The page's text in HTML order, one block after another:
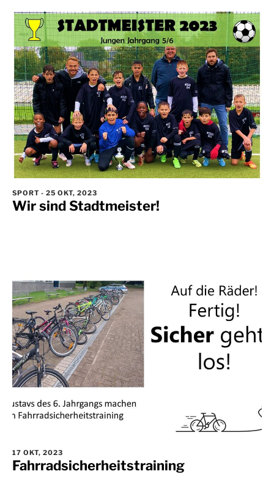
SPORT - 25 OKT, 2023
Wir sind Stadtmeister!
17 OKT, 2023
Fahrradsicherheitstraining